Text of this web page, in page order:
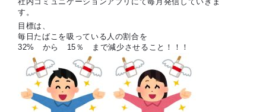
す。
目標は、
毎日たばこを吸っている人の割合を
32% から 15％ まで減少させること！！！